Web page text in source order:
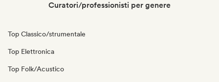
Curatori/professionisti per genere
Top Classico/strumentale
Top Elettronica
Top Folk/Acustico